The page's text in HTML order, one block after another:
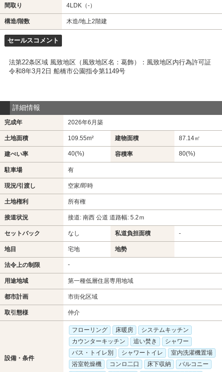
間取り 4LDK（-）
構造/階数 木造/地上2階建
セールスコメント
法第22条区域 風致地区（風致地区名：葛飾）：風致地区内行為許可証
令和8年3月2日 船橋市公園指令第1149号
詳細情報
完成年 2026年6月築
土地面積 109.55m² 建物面積 87.14㎡
建ぺい率 40(%) 容積率 80(%)
駐車場 有
現況/引渡し 空家/即時
土地権利 所有権
接道状況 接道: 南西 公道 道路幅: 5.2ｍ
セットバック なし 私道負担面積 -
地目 宅地 地勢
法令上の制限 -
用途地域 第一種低層住居専用地域
都市計画 市街化区域
取引態様 仲介
設備・条件
フローリング 床暖房
システムキッチン
カウンターキッチン
追い焚き
シャワー
バス・トイレ別
シャワートイレ
室内洗濯機置場
浴室乾燥機
コンロ二口 床下収納
バルコニー